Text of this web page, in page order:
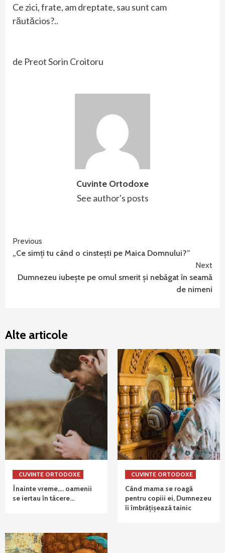
Ce zici, frate, am dreptate, sau sunt cam
răutăcios?..
de Preot Sorin Croitoru
Cuvinte Ortodoxe
See author's posts
Continue
Reading
Previous
„Ce simţi tu când o cinsteşti pe Maica Domnului?”
Next
Dumnezeu iubeşte pe omul smerit şi nebăgat în seamă
de nimeni
Alte articole
CUVINTE ORTODOXE
Înainte vreme,… oamenii
se iertau în tăcere…
CUVINTE ORTODOXE
Când mama se roagă
pentru copiii ei, Dumnezeu
îi îmbrățișează tainic